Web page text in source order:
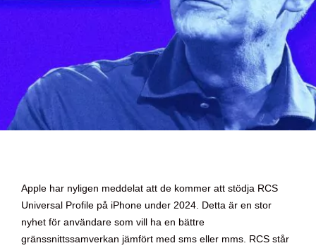
Apple har nyligen meddelat att de kommer att stödja RCS
Universal Profile på iPhone under 2024. Detta är en stor
nyhet för användare som vill ha en bättre
gränssnittssamverkan jämfört med sms eller mms. RCS står